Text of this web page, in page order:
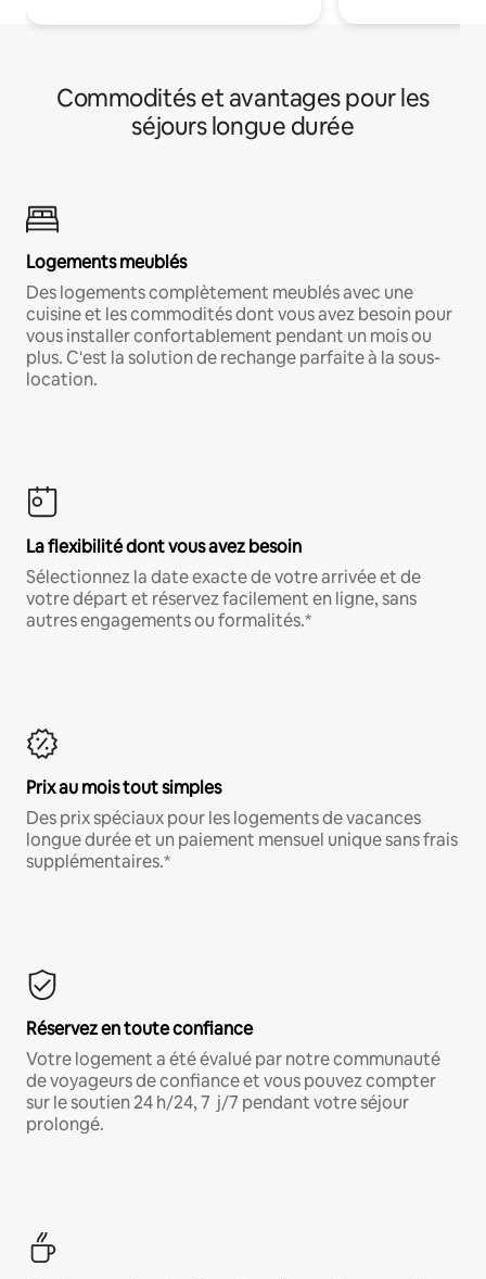
Commodités et avantages pour les
séjours longue durée
Logements meublés
Des logements complètement meublés avec une
cuisine et les commodités dont vous avez besoin pour
vous installer confortablement pendant un mois ou
plus. C'est la solution de rechange parfaite à la sous-
location.
La flexibilité dont vous avez besoin
Sélectionnez la date exacte de votre arrivée et de
votre départ et réservez facilement en ligne, sans
autres engagements ou formalités.*
Prix au mois tout simples
Des prix spéciaux pour les logements de vacances
longue durée et un paiement mensuel unique sans frais
supplémentaires.*
Réservez en toute confiance
Votre logement a été évalué par notre communauté
de voyageurs de confiance et vous pouvez compter
sur le soutien 24 h/24, 7 j/7 pendant votre séjour
prolongé.